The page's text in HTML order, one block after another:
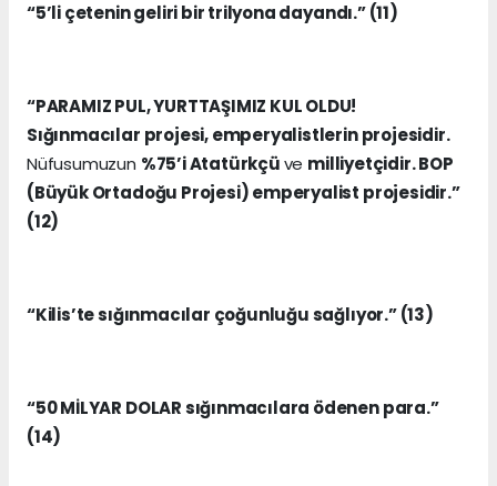
“5’li çetenin geliri bir trilyona dayandı.” (11)
“PARAMIZ PUL, YURTTAŞIMIZ KUL OLDU!
Sığınmacılar projesi, emperyalistlerin projesidir.
Nüfusumuzun %75’i Atatürkçüve milliyetçidir. BOP
(Büyük Ortadoğu Projesi) emperyalist projesidir.”
(12)
“Kilis’te sığınmacılar çoğunluğu sağlıyor.” (13)
“50 MİLYAR DOLAR sığınmacılara ödenen para.”
(14)